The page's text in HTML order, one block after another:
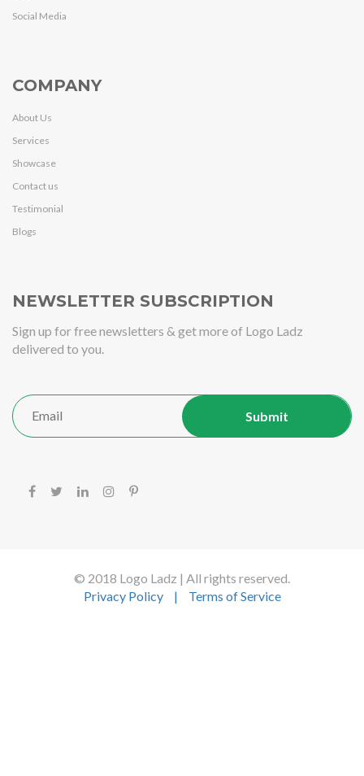
Social Media
COMPANY
About Us
Services
Showcase
Contact us
Testimonial
Blogs
NEWSLETTER SUBSCRIPTION
Sign up for free newsletters & get more of Logo Ladz
delivered to you.
© 2018 Logo Ladz | All rights reserved.
Privacy Policy
| Terms of Service